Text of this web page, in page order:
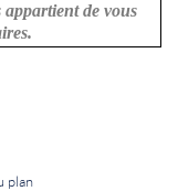
de vous
plan